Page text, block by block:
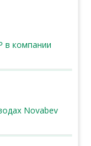
в компании
Novabev